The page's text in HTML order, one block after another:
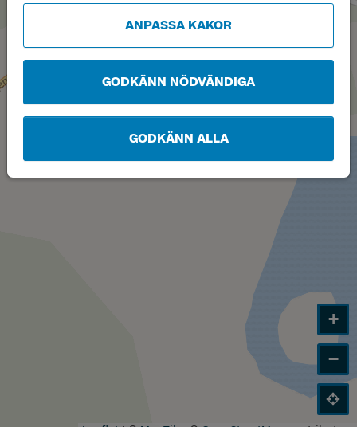
ANPASSA KAKOR
GODKÄNN NÖDVÄNDIGA
GODKÄNN ALLA
+
−